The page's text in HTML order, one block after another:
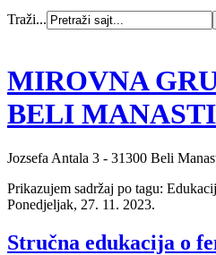
Traži...
MIROVNA
BELI
Jozsefa Antala 3 - 31300 Beli
Prikazujem sadržaj po tagu:
Ponedjeljak, 27. 11. 2023.
Stručna edukacija o